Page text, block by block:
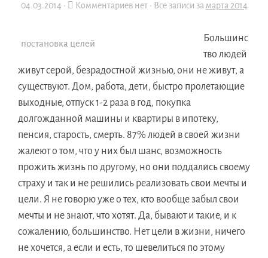
04.03.2014 · Комментариев нет · Все записи за марта 2014
постановка целей
Большинс
тво людей
живут серой, безрадостной жизнью, они не живут, а
существуют. Дом, работа, дети, быстро пролетающие
выходные, отпуск 1-2 раза в год, покупка
долгожданной машины и квартиры в ипотеку,
пенсия, старость, смерть. 87% людей в своей жизни
жалеют о том, что у них был шанс, возможность
прожить жизнь по другому, но они поддались своему
страху и так и не решились реализовать свои мечты и
цели. Я не говорю уже о тех, кто вообще забыл свои
мечты и не знают, что хотят. Да, бывают и такие, и к
сожалению, большинство. Нет цели в жизни, ничего
не хочется, а если и есть, то шевелиться по этому